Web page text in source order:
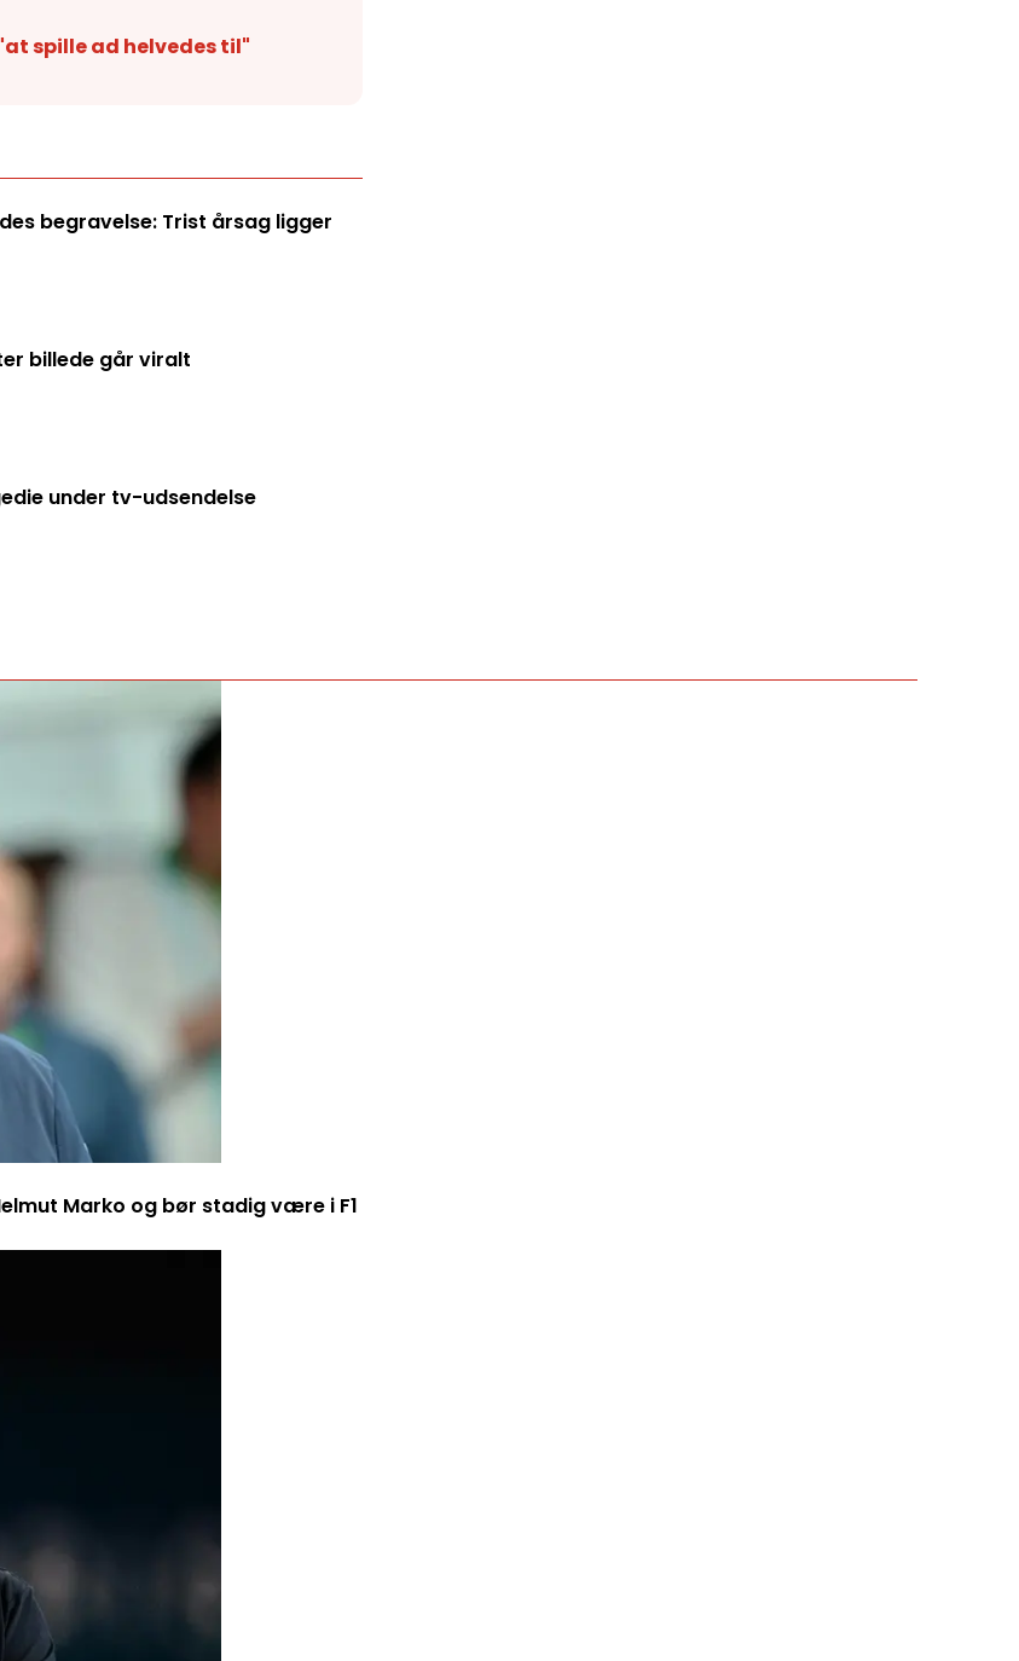
spille ad helvedes til"
begravelse: Trist årsag ligger
billede går viralt
under tv-udsendelse
Marko og bør stadig være i F1